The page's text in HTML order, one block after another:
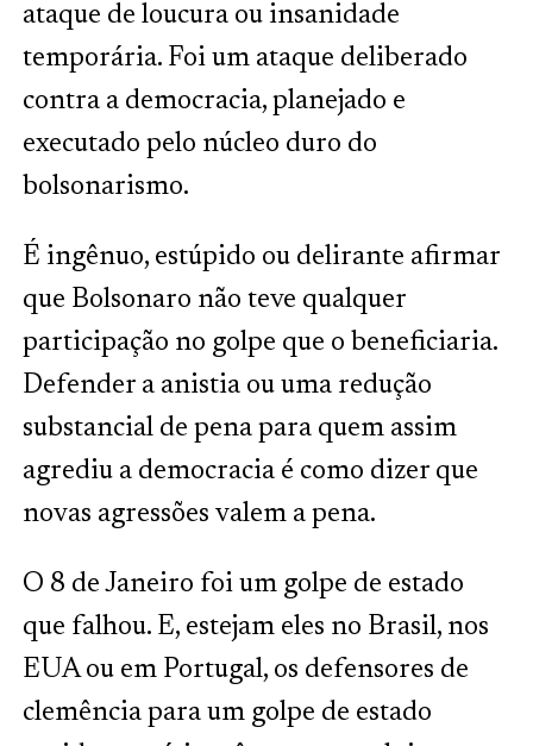
ataque de loucura ou insanidade
temporária. Foi um ataque deliberado
contra a democracia, planejado e
executado pelo núcleo duro do
bolsonarismo.
É ingênuo, estúpido ou delirante afirmar
que Bolsonaro não teve qualquer
participação no golpe que o beneficiaria.
Defender a anistia ou uma redução
substancial de pena para quem assim
agrediu a democracia é como dizer que
novas agressões valem a pena.
O 8 de Janeiro foi um golpe de estado
que falhou. E, estejam eles no Brasil, nos
EUA ou em Portugal, os defensores de
clemência para um golpe de estado